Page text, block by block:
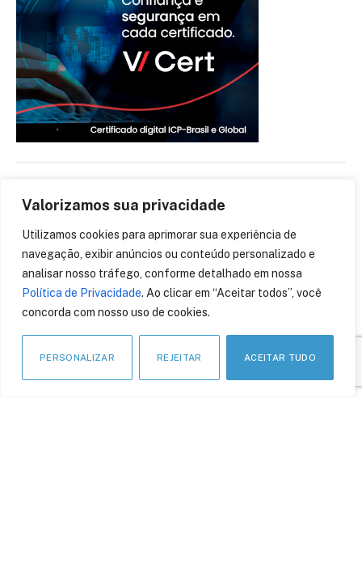
Valorizamos sua privacidade
Utilizamos cookies para aprimorar sua experiência de
navegação, exibir anúncios ou conteúdo personalizado e
analisar nosso tráfego, conforme detalhado em nossa
Política de Privacidade. Ao clicar em “Aceitar todos”, você
concorda com nosso uso de cookies.
PERSONALIZAR REJEITAR ACEITAR TUDO
APOIO INSTITUCIONAL